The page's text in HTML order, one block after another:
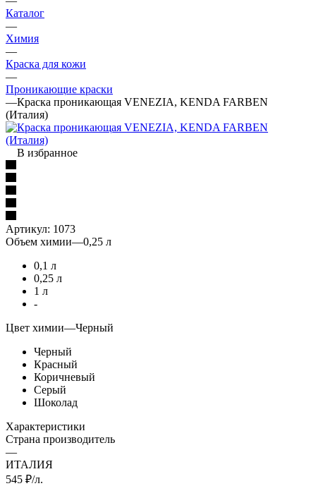
Каталог
—
Химия
—
Краска для кожи
—
Проникающие краски
—Краска проникающая VENEZIA, KENDA FARBEN
(Италия)
В избранное
Артикул: 1073
Объем химии—0,25 л
0,1 л
0,25 л
1 л
-
Цвет химии—Черный
Черный
Красный
Коричневый
Серый
Шоколад
Характеристики
Страна производитель
—
ИТАЛИЯ
545 ₽/л.